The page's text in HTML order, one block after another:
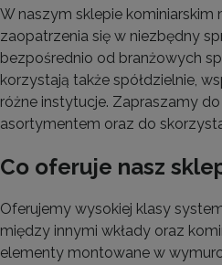
W naszym sklepie
zaopatrzenia się w niezbędny
bezpośrednio od branżowych
korzystają także spółdzielnie,
różne instytucje. Zapraszamy
asortymentem oraz do
Co oferuje nasz
Oferujemy wysokiej klasy
między innymi wkłady oraz
elementy montowane w